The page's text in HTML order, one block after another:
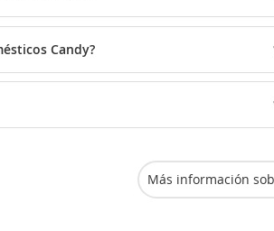
Candy?
Más información